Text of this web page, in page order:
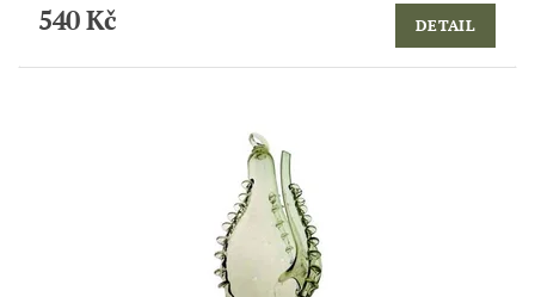
540 Kč DETAIL